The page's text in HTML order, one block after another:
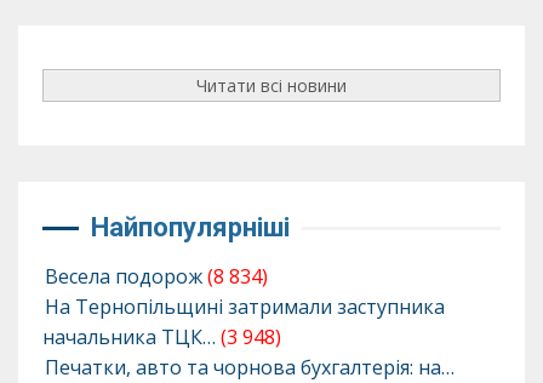
Читати всі новини
Найпопулярніші
Весела подорож(8 834)
На Тернопільщині затримали заступника
начальника ТЦК… (3 948)
Печатки, авто та чорнова бухгалтерія: на…